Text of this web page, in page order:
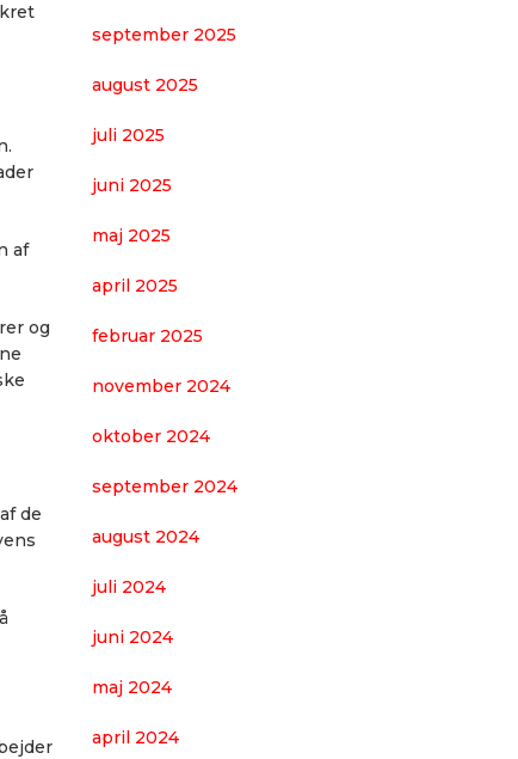
af
og
de
september 2025
august 2025
juli 2025
juni 2025
maj 2025
april 2025
februar 2025
november 2024
oktober 2024
september 2024
august 2024
juli 2024
juni 2024
maj 2024
april 2024